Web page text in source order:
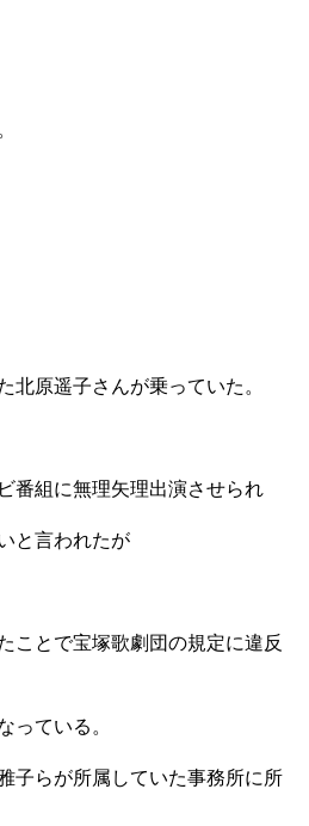
北原遥子さんが乗っていた。
番組に無理矢理出演させられ
と言われたが
ことで宝塚歌劇団の規定に違反
っている。
子らが所属していた事務所に所